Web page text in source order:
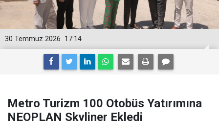
17:14
30 Temmuz 2026
Metro Turizm 100 Otobüs Yatırımına
NEOPLAN Skyliner Ekledi